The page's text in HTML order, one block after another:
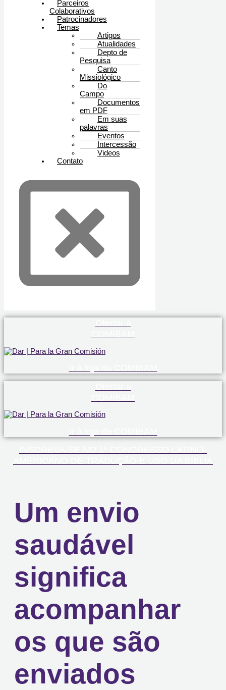
Parceiros
Colaborativos
Patrocinadores
Temas
Artigos
Atualidades
Depto de
Pesquisa
Canto
Missiológico
Do
Campo
Documentos
em PDF
Em suas
palavras
Eventos
Intercessão
Videos
Contato
Um envio
saudável
significa
acompanhar
os que são
enviados